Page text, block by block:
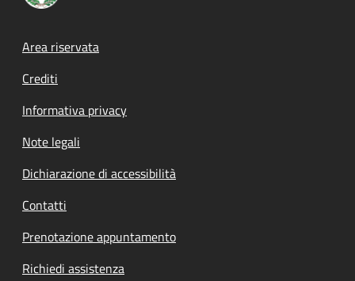
Footer menu
Area riservata
Crediti
Informativa privacy
Note legali
Dichiarazione di accessibilità
Contatti
Prenotazione appuntamento
Richiedi assistenza